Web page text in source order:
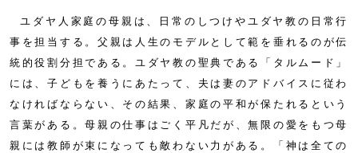
ユダヤ人家庭の母親は、日常のしつけやユダヤ教の日常行
事を担当する。父親は人生のモデルとして範を垂れるのが伝
統的役割分担である。ユダヤ教の聖典である「タルムード」
には、子どもを養うにあたって、夫は妻のアドバイスに従わ
なければならない、その結果、家庭の平和が保たれるという
言葉がある。母親の仕事はごく平凡だが、無限の愛をもつ母
親には教師が束になっても敵わない力がある。「神は全ての